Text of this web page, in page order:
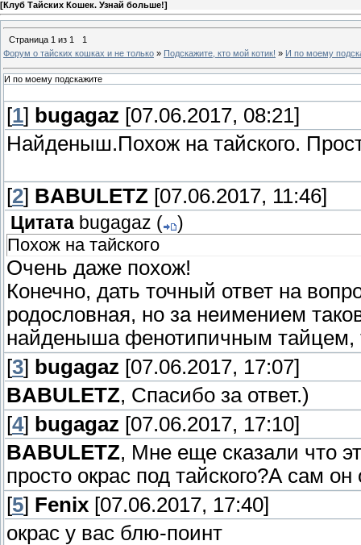
[Клуб Тайских Кошек. Узнай больше!]
Страница 1 из 1
1
Форум о тайских кошках и не только » Подскажите, кто мой котик! » И по моему
И по моему подскажите
[1] bugagaz [07.06.2017, 08:21]
Найденыш.Похож на тайского.
[2] BABULETZ [07.06.2017, 11:46]
Цитата bugagaz (
)
Похож на тайского
Очень даже похож!
Конечно, дать точный ответ на
родословная, но за неимением
найденыша фенотипичным тайцем,
[3] bugagaz [07.06.2017, 17:07]
BABULETZ, Спасибо за ответ.)
[4] bugagaz [07.06.2017, 17:10]
BABULETZ, Мне еще сказали что
просто окрас под тайского?А сам
[5] Fenix [07.06.2017, 17:40]
окрас у вас блю-поинт